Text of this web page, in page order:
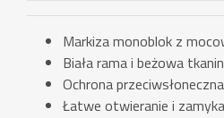
Markiza monoblok z
Biała rama i beżowa
Ochrona
Łatwe otwieranie i